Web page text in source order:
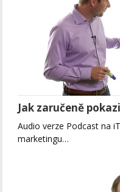
Jak zaručeně
Audio verze Podcast na
marketingu…